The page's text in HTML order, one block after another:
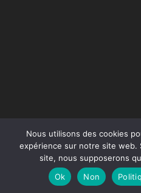
Conception du site :
Nous utilisons des cookies
expérience sur notre site web.
site, nous supposerons
Ok
Non